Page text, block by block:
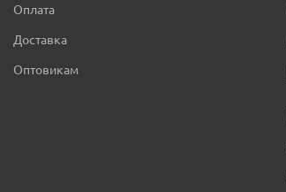
Оплата
Доставка
Оптовикам